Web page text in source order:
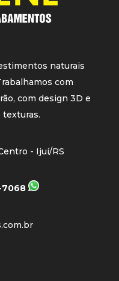
naturais
com
com design 3D e
texturas.
- Ijuí/RS
7068